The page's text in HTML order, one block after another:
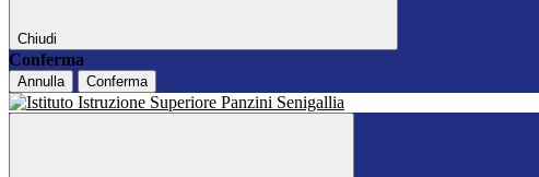
Chiudi
Conferma
Annulla Conferma